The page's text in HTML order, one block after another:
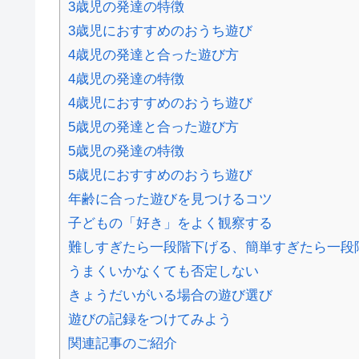
3歳児の発達の特徴
3歳児におすすめのおうち遊び
4歳児の発達と合った遊び方
4歳児の発達の特徴
4歳児におすすめのおうち遊び
5歳児の発達と合った遊び方
5歳児の発達の特徴
5歳児におすすめのおうち遊び
年齢に合った遊びを見つけるコツ
子どもの「好き」をよく観察する
難しすぎたら一段階下げる、簡単すぎたら一段
うまくいかなくても否定しない
きょうだいがいる場合の遊び選び
遊びの記録をつけてみよう
関連記事のご紹介